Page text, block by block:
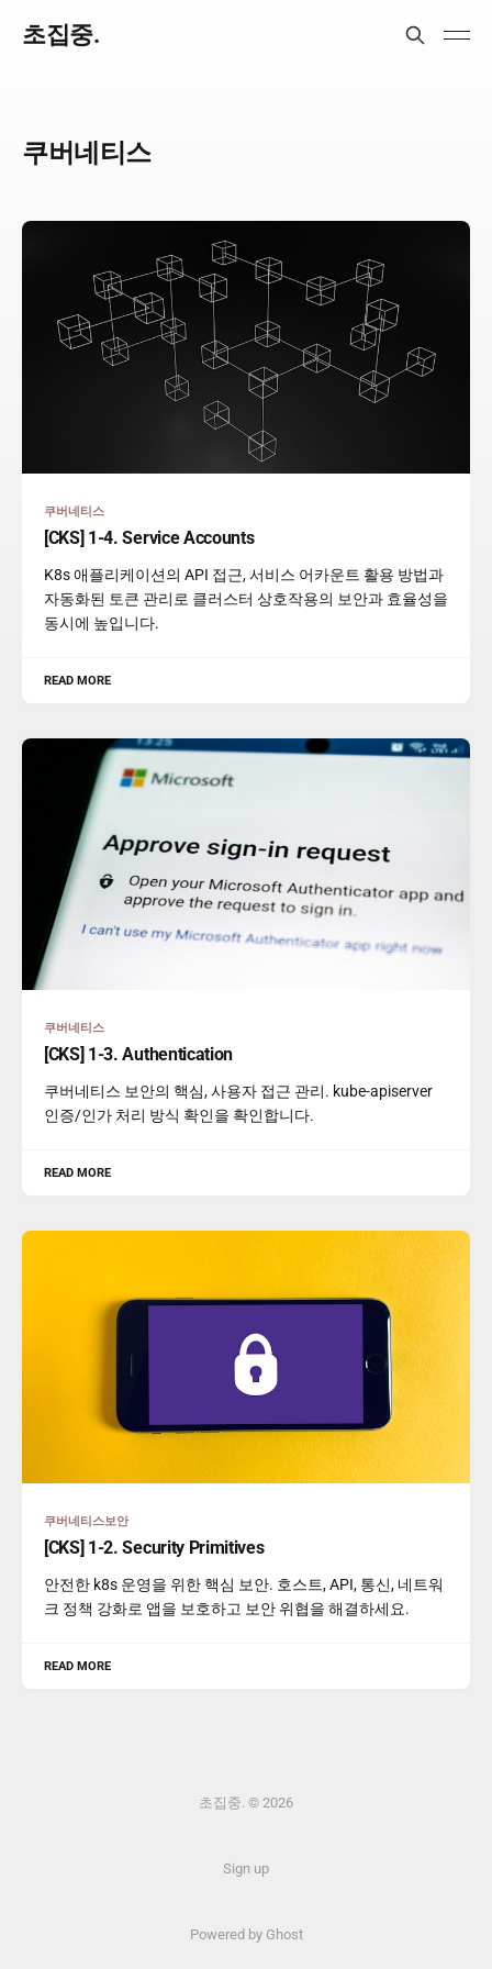
초집중.
쿠버네티스
쿠버네티스
[CKS] 1-4. Service Accounts
K8s 애플리케이션의 API 접근, 서비스 어카운트 활용 방법과
자동화된 토큰 관리로 클러스터 상호작용의 보안과 효율성을
동시에 높입니다.
READ MORE
쿠버네티스
[CKS] 1-3. Authentication
쿠버네티스 보안의 핵심, 사용자 접근 관리. kube-apiserver
인증/인가 처리 방식 확인을 확인합니다.
READ MORE
쿠버네티스보안
[CKS] 1-2. Security Primitives
안전한 k8s 운영을 위한 핵심 보안. 호스트, API, 통신, 네트워
크 정책 강화로 앱을 보호하고 보안 위협을 해결하세요.
READ MORE
초집중. © 2026
Sign up
Powered by Ghost